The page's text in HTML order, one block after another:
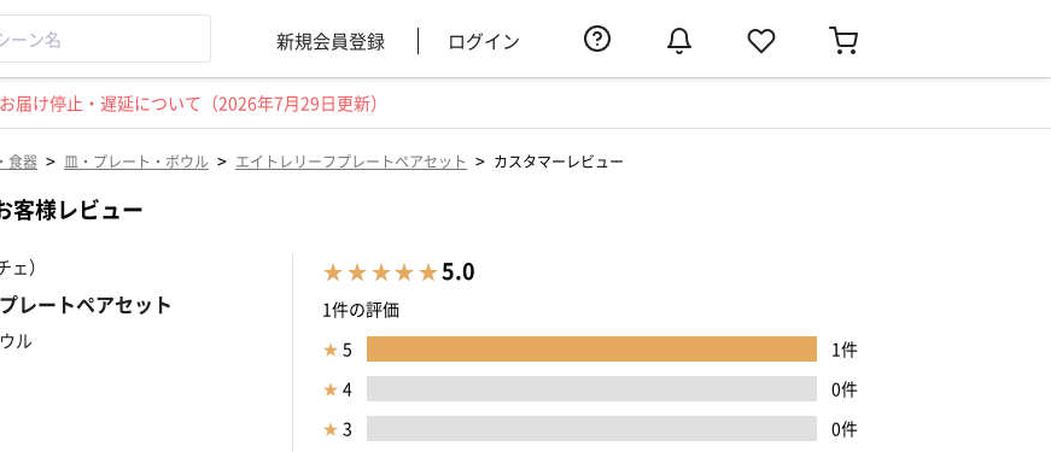
新規会員登録 ログイン
届け停止・遅延について（2026年7月29日更新）
食器 > 皿・プレート・ボウル > エイトレリーフプレートペアセット > カスタマーレビュー
客様レビュー
）
レートペアセット
ル
5.0
1件の評価
★ 5
1件
★ 4
0件
★ 3
0件